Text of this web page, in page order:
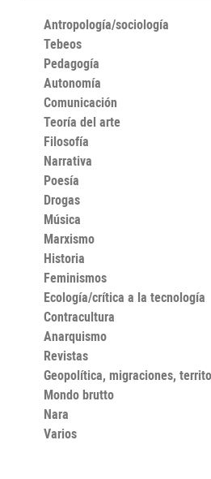
Antropología/sociología
Tebeos
Pedagogía
Autonomía
Comunicación
Teoría del arte
Filosofía
Narrativa
Poesía
Drogas
Música
Marxismo
Historia
Feminismos
Ecología/crítica a la tecnología
Contracultura
Anarquismo
Revistas
Geopolítica, migraciones,
Mondo brutto
Nara
Varios